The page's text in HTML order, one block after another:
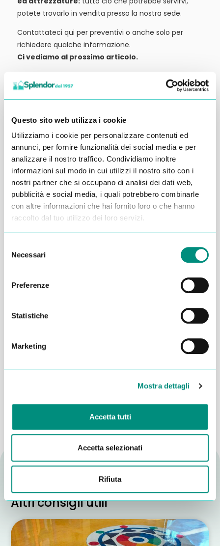
Questo sito web utilizza i cookie
Utilizziamo i cookie per personalizzare contenuti ed
annunci, per fornire funzionalità dei social media e per
analizzare il nostro traffico. Condividiamo inoltre
informazioni sul modo in cui utilizzi il nostro sito con i
nostri partner che si occupano di analisi dei dati web,
pubblicità e social media, i quali potrebbero combinarle
con altre informazioni che hai fornito loro o che hanno
raccolto dal tuo utilizzo dei loro servizi.
delNecessari
Preferenze
Statistiche
Marketing
Mostra dettagli
Accetta tutti
Accetta selezionati
Rifiuta
potete trovarlo in vendita presso la nostra sede.
Contattateci qui per preventivi o anche solo per
richiedere qualche informazione.
Ci vediamo al prossimo articolo.
Inserisci i tuoi dati qui, ti ricontatteremo
entro 48 ore
Dichiaro di aver letto la
e acconsento al
Altri consigli utili